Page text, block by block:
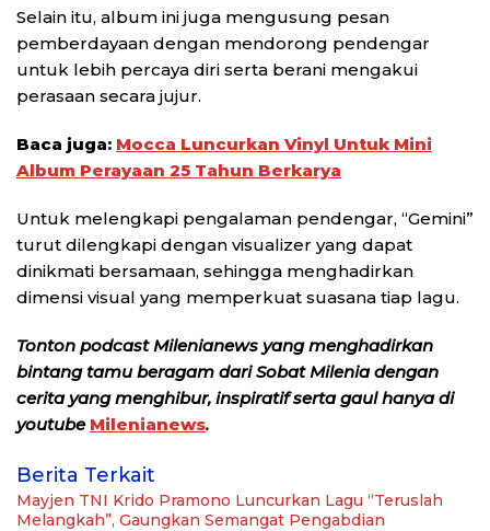
Selain itu, album ini juga mengusung pesan
pemberdayaan dengan mendorong pendengar
untuk lebih percaya diri serta berani mengakui
perasaan secara jujur.
Baca juga: Mocca Luncurkan Vinyl Untuk Mini
Album Perayaan 25 Tahun Berkarya
Untuk melengkapi pengalaman pendengar, “Gemini”
turut dilengkapi dengan visualizer yang dapat
dinikmati bersamaan, sehingga menghadirkan
dimensi visual yang memperkuat suasana tiap lagu.
Tonton podcast Milenianews yang menghadirkan
bintang tamu beragam dari Sobat Milenia dengan
cerita yang menghibur, inspiratif serta gaul hanya di
youtube Milenianews.
Berita Terkait
Mayjen TNI Krido Pramono Luncurkan Lagu “Teruslah
Melangkah”, Gaungkan Semangat Pengabdian